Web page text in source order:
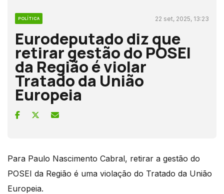
POLÍTICA 22 set, 2025, 13:23
Eurodeputado diz que
retirar gestão do POSEI
da Região é violar
Tratado da União
Europeia
Para Paulo Nascimento Cabral, retirar a gestão do
POSEI da Região é uma violação do Tratado da União
Europeia.